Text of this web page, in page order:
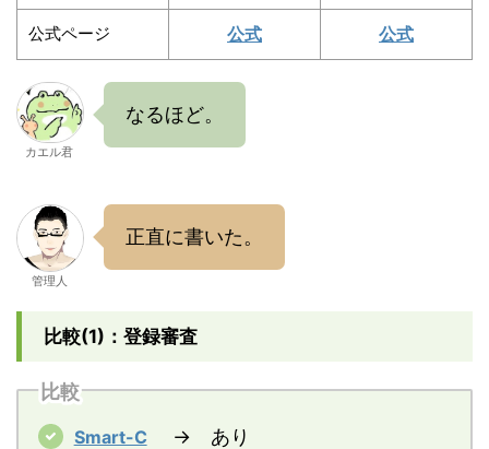
公式ページ 公式 公式
カエル君
なるほど。
管理人
正直に書いた。
比較(1)：登録審査
比較
Smart-C → あり